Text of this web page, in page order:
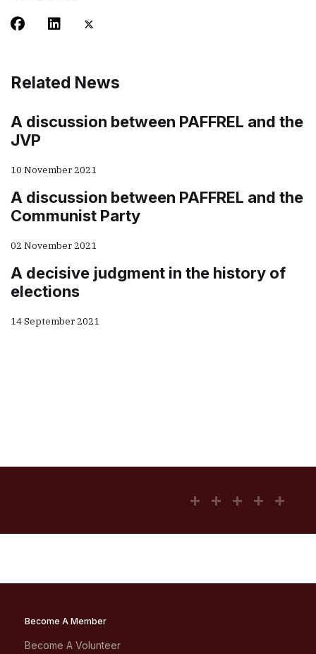
Related News
A discussion between PAFFREL and the
JVP
10 November 2021
A discussion between PAFFREL and the
Communist Party
02 November 2021
A decisive judgment in the history of
elections
14 September 2021
Become A Member
Become A Volunteer